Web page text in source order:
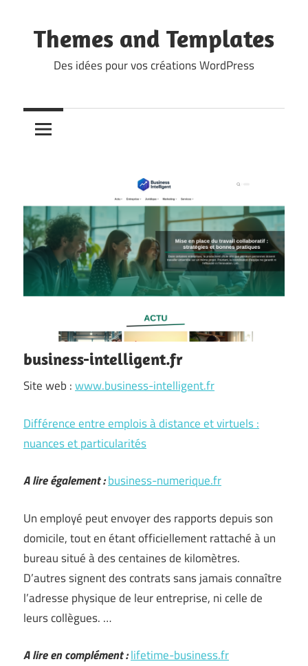
content
Themes and Templates
Des idées pour vos créations WordPress
business-intelligent.fr
Site web :www.business-intelligent.fr
Différence entre emplois à distance et virtuels :
nuances et particularités
A lire également :business-numerique.fr
Un employé peut envoyer des rapports depuis son
domicile, tout en étant officiellement rattaché à un
bureau situé à des centaines de kilomètres.
D’autres signent des contrats sans jamais connaître
l’adresse physique de leur entreprise, ni celle de
leurs collègues. …
A lire en complément :lifetime-business.fr